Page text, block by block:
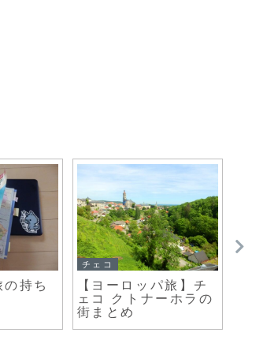
持ち
チェコ
【ヨーロッパ旅】チ
ェコ クトナーホラの
街まとめ